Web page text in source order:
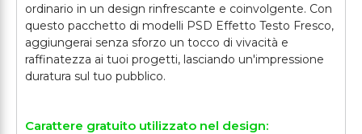
ordinario in un design rinfrescante e coinvolgente. Con
questo pacchetto di modelli PSD Effetto Testo Fresco,
aggiungerai senza sforzo un tocco di vivacità e
raffinatezza ai tuoi progetti, lasciando un'impressione
Carattere gratuito utilizzato nel design: